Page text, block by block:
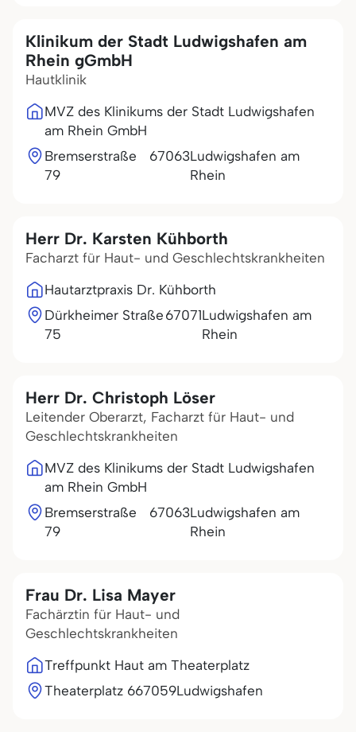
Klinikum der Stadt Ludwigshafen am
Rhein gGmbH
Hautklinik
MVZ des Klinikums der Stadt Ludwigshafen
am Rhein GmbH
Bremserstraße
79
67063Ludwigshafen am
Rhein
Herr Dr. Karsten Kühborth
Facharzt für Haut- und Geschlechtskrankheiten
Hautarztpraxis Dr. Kühborth
Dürkheimer Straße
75
67071Ludwigshafen am
Rhein
Herr Dr. Christoph Löser
Leitender Oberarzt, Facharzt für Haut- und
Geschlechtskrankheiten
MVZ des Klinikums der Stadt Ludwigshafen
am Rhein GmbH
Bremserstraße
79
67063Ludwigshafen am
Rhein
Frau Dr. Lisa Mayer
Fachärztin für Haut- und
Geschlechtskrankheiten
Treffpunkt Haut am Theaterplatz
Theaterplatz 667059Ludwigshafen